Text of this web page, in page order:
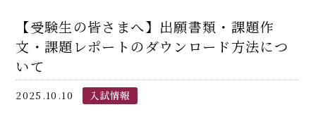
【受験生の皆さまへ】出願書類・課題作
文・課題レポートのダウンロード方法につ
いて
2025.10.10 入試情報